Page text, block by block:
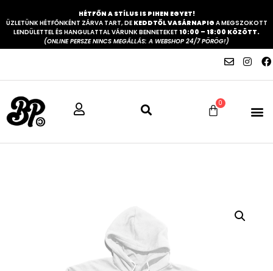
HÉTFŐN A STÍLUS IS PIHEN EGYET!
ÜZLETÜNK HÉTFŐNKÉNT ZÁRVA TART, DE KEDDTŐL VASÁRNAPIG A MEGSZOKOTT
LENDÜLETTEL ÉS HANGULATTAL VÁRUNK BENNETEKET 10:00 – 18:00 KÖZÖTT.
(ONLINE PERSZE NINCS MEGÁLLÁS: A WEBSHOP 24/7 PÖRÖG!)
0